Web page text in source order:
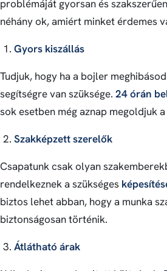
problémáját gyorsan és
néhány ok, amiért minket érdemes
Gyors kiszállás
Tudjuk, hogy ha a bojler
segítségre van szüksége. 24 órán
sok esetben még aznap megoldjuk
Szakképzett szerelők
Csapatunk csak olyan
rendelkeznek a szükséges
biztos lehet abban, hogy a munka
biztonságosan történik.
Átlátható árak